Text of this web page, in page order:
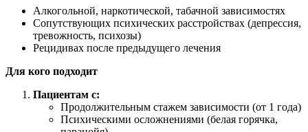
Алкогольной, наркотической, табачной зависимостях
Сопутствующих психических расстройствах (депрессия,
тревожность, психозы)
Рецидивах после предыдущего лечения
Для кого подходит
Пациентам с:
Продолжительным стажем зависимости (от 1 года)
Психическими осложнениями (белая горячка,